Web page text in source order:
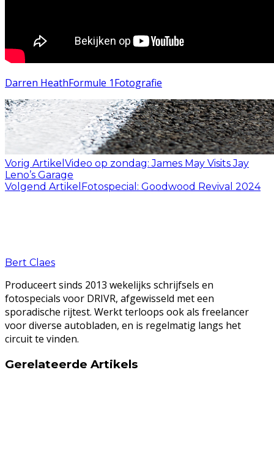
Darren HeathFormule 1Fotografie
Vorig Artikel Video op zondag: James May Visits Jay
Leno’s Garage
Volgend Artikel Fotospecial: Goodwood Revival 2024
Bert Claes
Produceert sinds 2013 wekelijks schrijfsels en
fotospecials voor DRIVR, afgewisseld met een
sporadische rijtest. Werkt terloops ook als freelancer
voor diverse autobladen, en is regelmatig langs het
circuit te vinden.
Gerelateerde Artikels